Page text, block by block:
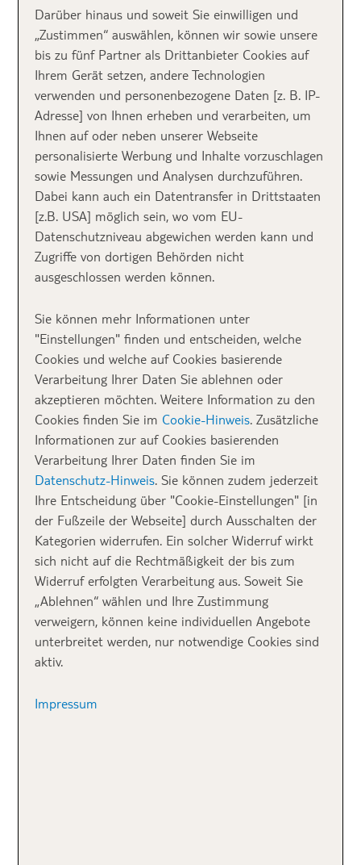
☀️️ Wer zurPlaya d´en Bossa kommt, tut das nicht um
einen entspannten Tag am Strand zu verbringen.
Strand, Sonne, Musik und Drinks – die meisten
Besucher kommen hier her, um sich in einer der
vielen Beach Bars auf den Abend einzustimmen. Hier
ist immer was losund es gibt eine große Auswahl an
Wassersport und Beach Clubs. Das tolle: es gibt
Beach Clubs für jeden Geldbeutel.
Die Playa d´en Bossa ist mit 2,7 Kilometern der
längste Ibiza Strand, je südlicher man in der Bucht
geht, desto ruhiger wird es, denn die meisten Party-
Promoter laufen nicht bis ganz ans Ende der Bucht.
Guck es dir am Besten mal an: der Strand ist wirklich
Meerblick an der Playa Den Bossa
Ibiza@shutterstock/ArtesiaWells
Darüber hinaus und soweit Sie einwilligen und
„Zustimmen“ auswählen, können wir sowie unsere
bis zu fünf Partner als Drittanbieter Cookies auf
Ihrem Gerät setzen, andere Technologien
verwenden und personenbezogene Daten [z. B. IP-
Adresse] von Ihnen erheben und verarbeiten, um
Ihnen auf oder neben unserer Webseite
personalisierte Werbung und Inhalte vorzuschlagen
sowie Messungen und Analysen durchzuführen.
Dabei kann auch ein Datentransfer in Drittstaaten
[z.B. USA] möglich sein, wo vom EU-
Datenschutzniveau abgewichen werden kann und
Zugriffe von dortigen Behörden nicht
ausgeschlossen werden können.
Sie können mehr Informationen unter
"Einstellungen" finden und entscheiden, welche
Cookies und welche auf Cookies basierende
Verarbeitung Ihrer Daten Sie ablehnen oder
akzeptieren möchten. Weitere Information zu den
Cookies finden Sie im Cookie-Hinweis. Zusätzliche
Informationen zur auf Cookies basierenden
Verarbeitung Ihrer Daten finden Sie im
Datenschutz-Hinweis. Sie können zudem jederzeit
Ihre Entscheidung über "Cookie-Einstellungen" [in
der Fußzeile der Webseite] durch Ausschalten der
Kategorien widerrufen. Ein solcher Widerruf wirkt
sich nicht auf die Rechtmäßigkeit der bis zum
Widerruf erfolgten Verarbeitung aus. Soweit Sie
„Ablehnen“ wählen und Ihre Zustimmung
verweigern, können keine individuellen Angebote
unterbreitet werden, nur notwendige Cookies sind
aktiv.
Impressum